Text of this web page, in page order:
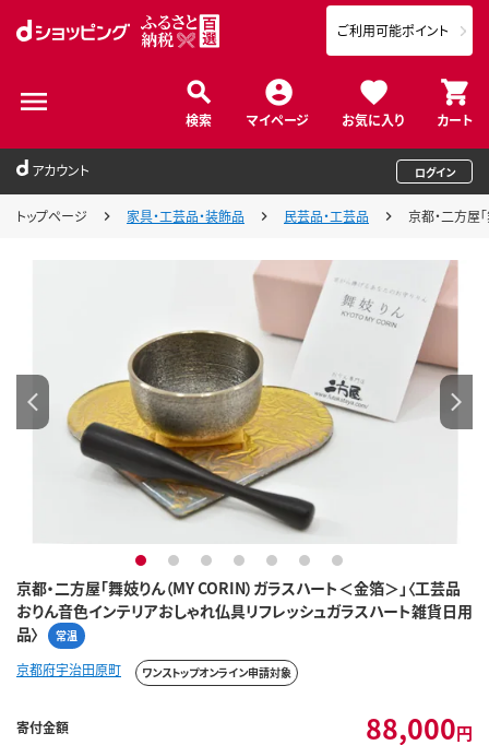
検索 マイページ お気に入り カート
ご利用可能ポイント
アカウント ログイン
トップページ 家具・工芸品・装飾品 民芸品・工芸品 京都・二方屋
京都・二方屋「舞妓りん（MY CORIN）ガラスハート＜金箔＞」〈工芸品
おりん音色インテリアおしゃれ仏具リフレッシュガラスハート雑貨日用
品〉
常温
1 2 3 4 5 6 7
京都府宇治田原町 ワンストップオンライン申請対象
寄付金額 88,000円